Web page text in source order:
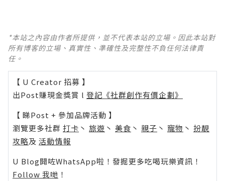
*本站之內容由作者所提供，並不代表本站的立場。因此本站對
所有博客的立場、真實性、準確性及完整性不負任何法律責
任。
【 U Creator 招募 】
出Post賺現金獎賞 l 登記《社群創作有價企劃》
【 睇Post + 參加品牌活動 】
瀏覽更多社群 打卡 丶 旅遊 丶 美食 丶 親子 丶 寵物 丶 扮靚
攻略及 活動情報
U Blog開咗WhatsApp啦！發掘更多吃喝玩樂資訊！
Follow 我哋 ！